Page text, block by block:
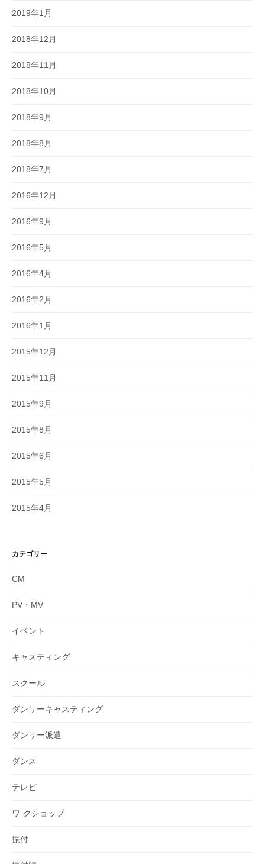
2019年1月
2018年12月
2018年11月
2018年10月
2018年9月
2018年8月
2018年7月
2016年12月
2016年9月
2016年5月
2016年4月
2016年2月
2016年1月
2015年12月
2015年11月
2015年9月
2015年8月
2015年6月
2015年5月
2015年4月
カテゴリー
CM
PV・MV
イベント
キャスティング
スクール
ダンサーキャスティング
ダンサー派遣
ダンス
テレビ
ワ-クショップ
振付